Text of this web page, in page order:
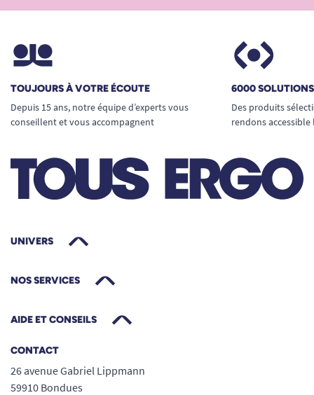
TOUJOURS À VOTRE ÉCOUTE
Depuis 15 ans, notre équipe d’experts vous
conseillent et vous accompagnent
6000
Des produits
rendons
UNIVERS
NOS SERVICES
AIDE ET CONSEILS
CONTACT
26 avenue Gabriel Lippmann
59910 Bondues